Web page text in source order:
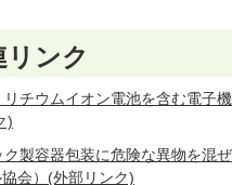
リンク
リチウムイオン電池を含む電子
)
ク製容器包装に危険な異物を混
会）(外部リンク)